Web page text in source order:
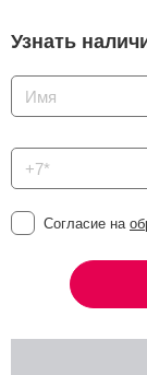
Узнать
Согласие на